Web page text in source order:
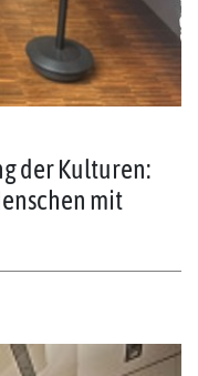
der Kulturen:
mit